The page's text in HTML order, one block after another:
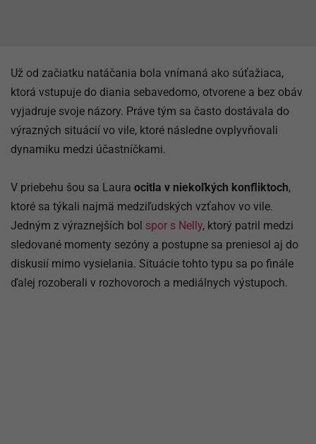
Už od začiatku natáčania bola vnímaná ako súťažiaca,
ktorá vstupuje do diania sebavedomo, otvorene a bez obáv
vyjadruje svoje názory. Práve tým sa často dostávala do
výrazných situácií vo vile, ktoré následne ovplyvňovali
dynamiku medzi účastníčkami.
V priebehu šou sa Laura ocitla v niekoľkých konfliktoch,
ktoré sa týkali najmä medziľudských vzťahov vo vile.
Jedným z výraznejších bol spor s Nelly, ktorý patril medzi
sledované momenty sezóny a postupne sa preniesol aj do
diskusií mimo vysielania. Situácie tohto typu sa po finále
ďalej rozoberali v rozhovoroch a mediálnych výstupoch.